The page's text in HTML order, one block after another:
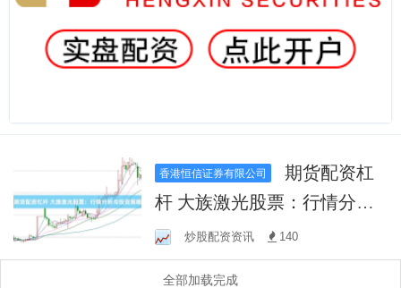
香港恒信证券有限公司
期货配资杠
杆 大族激光股票：行情分析
与投资策略
炒股配资资讯 140
全部加载完成